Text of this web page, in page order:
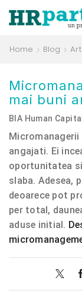
Home Blog
mai buni
BIA Human
angajati. Ei
oportunitatea
slaba. Adesea,
deoarece pot
per total,
aduse initial.